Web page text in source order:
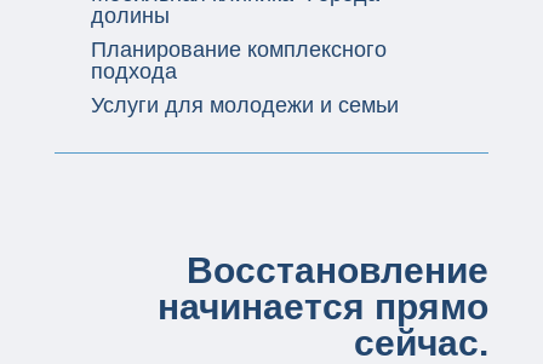
долины
Планирование комплексного
подхода
Услуги для молодежи и семьи
Восстановление
начинается прямо
сейчас.